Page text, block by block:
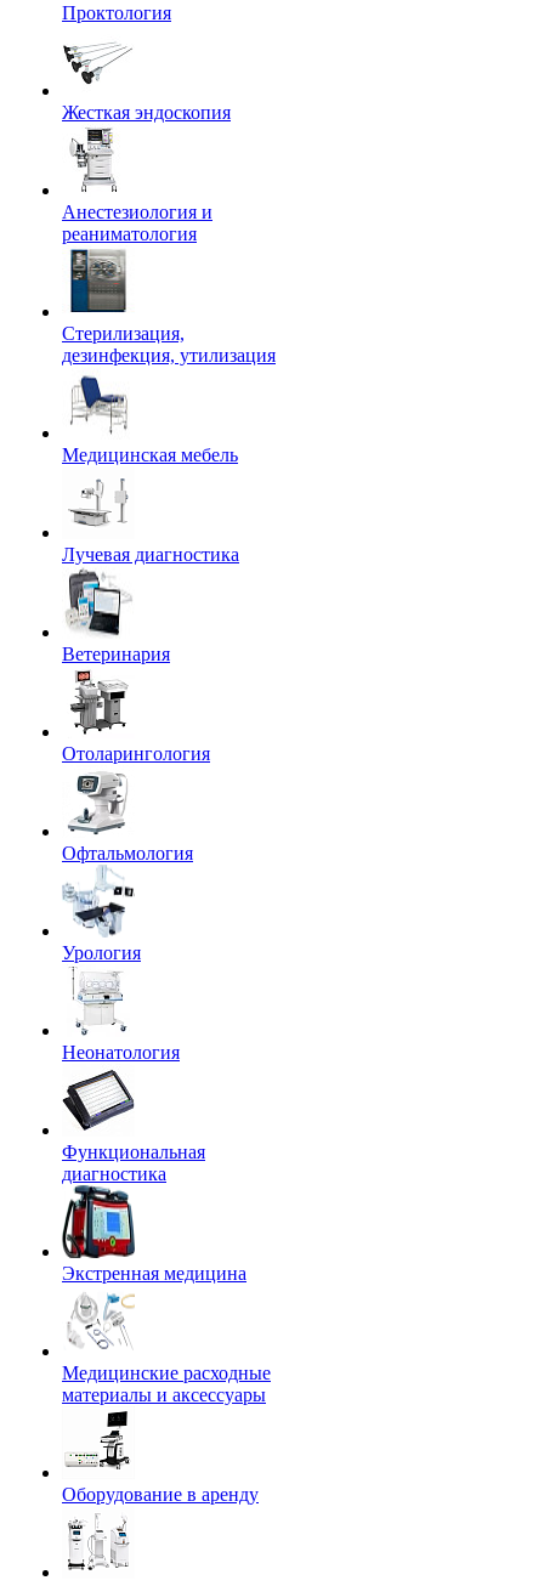
Проктология
Жесткая эндоскопия
Анестезиология и
реаниматология
Стерилизация,
дезинфекция, утилизация
Медицинская мебель
Лучевая диагностика
Ветеринария
Отоларингология
Офтальмология
Урология
Неонатология
Функциональная
диагностика
Экстренная медицина
Медицинские расходные
материалы и аксессуары
Оборудование в аренду